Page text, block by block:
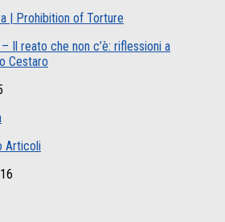
| Prohibition of Torture
– Il reato che non c’è: riflessioni a
Cestaro
Articoli